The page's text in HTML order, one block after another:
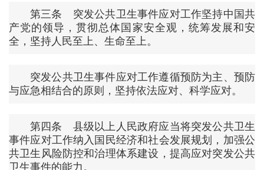
第三条 突发公共卫生事件应对工作坚持中国共
产党的领导，贯彻总体国家安全观，统筹发展和安
全，坚持人民至上、生命至上。
突发公共卫生事件应对工作遵循预防为主、预防
与应急相结合的原则，坚持依法应对、科学应对。
第四条 县级以上人民政府应当将突发公共卫生
事件应对工作纳入国民经济和社会发展规划，加强公
共卫生风险防控和治理体系建设，提高应对突发公共
卫生事件的能力。